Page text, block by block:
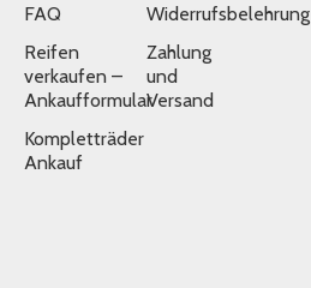
FAQ
Reifen
verkaufen –
Ankaufformular
Kompletträder
Ankauf
Widerrufsbelehrung
Zahlung
und
Versand